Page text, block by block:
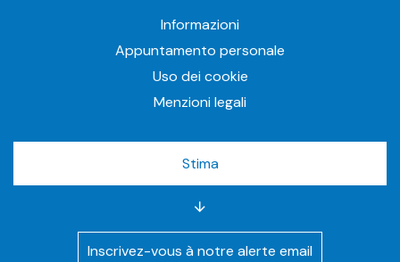
Informazioni
Appuntamento personale
Uso dei cookie
Menzioni legali
Stima
Inscrivez-vous à notre alerte email